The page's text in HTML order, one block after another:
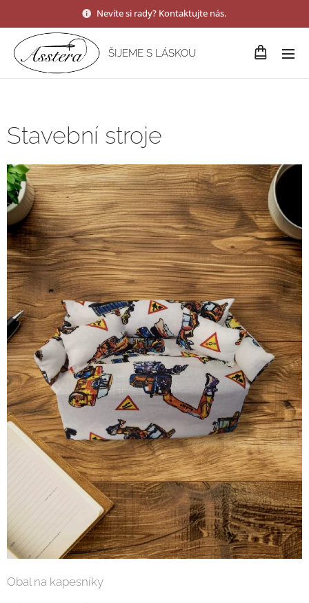
Nevíte si rady? Kontaktujte nás.
ŠIJEME S LÁSKOU
Stavební stroje
Obal na kapesníky